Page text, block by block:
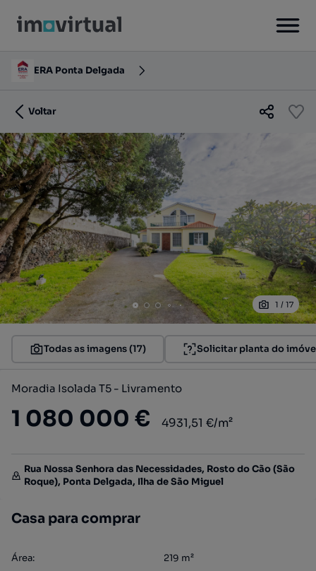
ERA Ponta Delgada
Voltar
1 / 17
Todas as imagens (17) Solicitar planta do
Moradia Isolada T5 - Livramento
1 080 000 € 4931,51 €/m²
Rua Nossa Senhora das Necessidades, Rosto do Cão (São
Roque), Ponta Delgada, Ilha de São Miguel
Casa para comprar
Área: 219 m²